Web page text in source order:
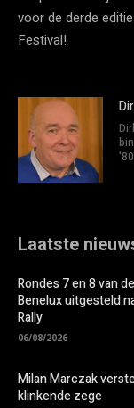
voor de derde
Festival!
Laatste
Rondes 7 en 8 van
Benelux uitgesteld
Rally
06/08/2026
Milan Marczak
klinkende zege